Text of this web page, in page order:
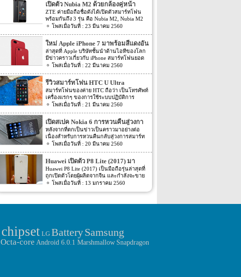
เปิดตัว Nubia M2 ด้วยกล้องคู่หน้า
ZTE ค่ายมือถือชื่อดังได้เปิดตัวสมาร์ทโฟน
พร้อมกันถึง 3 รุ่น คือ Nubia M2, Nubia M2
Lite และ Nubia N2 ซึ่งแต่ละรุ่นก็มีความน่า
นี้เราจะมารีวิวให้ท่านได้รู้จักกับ Nubia M2
ที่มีจุดขายตรงกล้องหน้าที่มาเป็นคู่ นอกจาก
กล้องหน้าที่มาเป็นคู่แล้วยังมีส่วนอื่นๆ ที่น่า
สนใจอีก Nubia M2 ใช้กล้องหน้าแบบคู่ที่มี
ความละเอียดสูงถึง 13MP มีรูรับแสง f 2.2
กล้องหน้าสำหรับการเซลฟี่มีความละเอียด
16MP พร้อมกับรูรับแสง f/2.0 กล้องหน้า
สามารถจับภาพได้กว้างถึง 80 องศา นั้นจะ
ทำให้การถ่ายรูปเซลฟี่ได้กว้างมากยิ่งขึ้น
หน้าจอเป็นแบบ AMOLED มีความละเอียดสูง
ถึง 1080p ขนาด 5.5 นิ้ว ระบบประมวลผล
การทำงานจะเป็นชิปเซ็ต Snapdragon 625
เป็นชิปประมวลผลของ Qualcomm ใช้ RAM
4GB หน่วยความจำมีให้เลือกอยู่ 2 ขนาด คือ
[…]
23 มีนาคม 2560
ใหม่ Apple iPhone 7 มาพร้อมสีแดงอัน
ร้อนแรง
ล่าสุดที่ Apple บริษัทชั้นนำด้านไอทีของโลก
มีข่าวคราวเกี่ยวกับ iPhone สมาร์ทโฟนยอด
ฮิตในประเทศไทยและทั่วโลก และในช่วงที่
อาจจะพลาดโอกาสได้สัมผัสเทคโนโลยีอัน
ทันสมัยในคราวนั้น แต่ก็ถือว่า เป็นความโชค
ดีที่คุณกำลังจะได้สัมผัสกับ iPhone 7 ที่มา
พร้อมการออกแบบสีของบอดี้ด้วยสีแดงอัน
ร้อนแรง เร้าใจแบบสุดๆ ทำให้สาวกของ
Apple กระเป๋าสั่นกันเลยทีเดียว การออกแบบ
iPhone 7 สีแดง ได้แรงบันดาลใจมาจากการ
กุศลของ iGadget ซึ่งปกติแล้ว การปรับแต่ง
Apple จะให้บริษัทข้างนอกช่วยในการปรับ
แต่งให้ แต่บอดี้นี้สีนี้ Apple ลงแรงปรับแต่งเอง
สีแดงอันร้อนแรง Apple จะจับความร้อนแรง
ลงไปใน iPhone 7 และ iPhone 7 Plus ทาง
บริษัท Apple ได้กำหนดวันจำหน่ายในวันศุกร์
ที่ 24 มีนาคม 2560 ที่จะถึงนี้ เวลาในการเปิด
ขายเป็นเวลาช่วงเช้าประมาณ 8.01 น. (เป็น
เวลาในฝั่งประเทศแถบแปซิฟิก) การเปิดตัว
22 มีนาคม 2560
รีวิวสมาร์ทโฟน HTC U Ultra
สมาร์ทโฟนของค่าย HTC ถือว่า เป็นโทรศัพท์
เครื่องแรกๆ ของการใช้ระบบปฏิบัติการ
Android หลายคนน่าจะจำได้ ในช่วงนั้นมี
Bird ที่ฮิตกันทั่วบ้านทั่วเมือง สมาร์ทโฟนหนึ่ง
ในที่สามารถเล่นเกมส์ Angry Bird นี้ได้ ก็คือ
สมาร์ทโฟนจากค่าย HTC หลังจากนั้น HTC
ก็ได้มีการพัฒนาสมาร์ทโฟนขึ้นมาอีก
มากมาย ล่าสุดได้เตรียมปล่อยรุ่นใหม่ อย่าง
HTC U Ultra HTC U Ultra มาพร้อมกับหน้า
จอ Super LCD5 มีขนาด 5.7 นิ้ว หน้าจอเป็น
แบบ Gorilla Glass 5 ซึ่งเป็นหน้าจอใหม่ที่
สามารถป้องกันรอยขีดข่วนได้ ความละเอียด
ของภาพสูงถึง 1,040 X 2,560 พิกเซล
(513ppi) ใช้ชิปประมวลผล Snapdragon 820
ที่มีความเร็วให้เลือกถึง 2 แบบ คือ 2.15GHz
21 มีนาคม 2560
เปิดสเปค Nokia 6 การหวนคืนสู่วงกา
รสมาร์ทโฟน
หลังจากที่ตกเป็นข่าวเป็นคราวมาอย่างต่อ
เนื่องสำหรับการหวนคืนกลับสู่วงการสมาร์ท
โฟน อย่างสมาร์ทโฟนในแบรนด์ Nokia ครั้ง
เอาสมาร์ทโฟนรุ่นนี้ไปทดสอบในห้องปฏิบัติ
การ Nokia 6 เปิดตัวรุ่นแรกภายใต้ชื่อรุ่น TA-
1000 ซึ่งจะมีความน่าสนใจทั้งในเรื่องของ
ซอฟต์แวร์และวัสดุอุปกรณ์ที่นำมาผลิตต่างๆ
Nokia 6 ไม่ได้เป็นสมาร์ทโฟนระดับสูง แต่จะ
เป็นสมาร์ทโฟนราคากลางๆ ที่เตรียมตัวจะมา
ประเทศไทยและในต่างประเทศ ถึงแม้ว่า
ประมวลผลแบบ Qualcomm Snapdragon 430
ที่เป็นชิประดับกลาง มีความเร็วในการ
ประมวลผลถึง 1.4 GHz ดังนั้น การเล่นเกมส์
20 มีนาคม 2560
Huawei เปิดตัว P8 Lite (2017) มา
พร้อมหน้าจอ 1080p ชิพเซ็ท Kirin
655
Huawei P8 Lite (2017) เป็นมือถือรุ่นล่าสุดที่
ถูกเปิดตัวโดยผู้ผลิตจากจีน และกำลังจะขาย
ในตลาดยุโรปบางประเทศในเร็วๆ นี้ แต่การ
แล้ว แม้กระทั่งตอนนี้ P9 Lite ถูกพัฒนาให้ดี
สวยงาม การออกแบบไม่มีอะไรเหมือนกับรุ่น
P8 และ P9 แต่คล้ายกับมือถือรุ่นหลังๆ ของ
Honor มาก ขุมพลังของ Huawei P8 Lite
13 มกราคม 2560
chipset LG BatterySamsung
Octa-core Android 6.0.1 Marshmallow Snapdragon